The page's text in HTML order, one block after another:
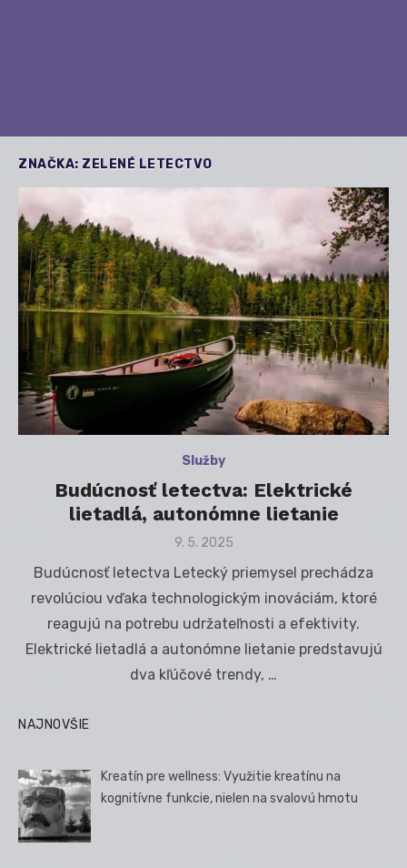
ZNAČKA: ZELENÉ LETECTVO
Služby
Budúcnosť letectva: Elektrické
lietadlá, autonómne lietanie
Posted
9. 5. 2025
Budúcnosť letectva Letecký priemysel prechádza
revolúciou vďaka technologickým inováciám, ktoré
reagujú na potrebu udržateľnosti a efektivity.
Elektrické lietadlá a autonómne lietanie predstavujú
dva kľúčové trendy, …
NAJNOVŠIE
Kreatín pre wellness: Využitie kreatínu na
kognitívne funkcie, nielen na svalovú hmotu